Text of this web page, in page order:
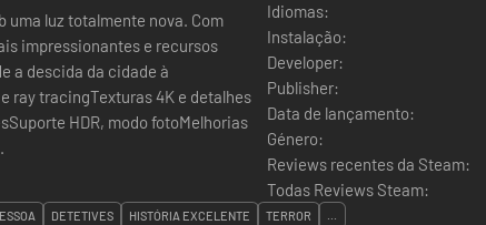
luz totalmente nova. Com
impressionantes e recursos
a descida da cidade à
ray tracingTexturas 4K e detalhes
HDR, modo fotoMelhorias
Idiomas:
Instalação:
Developer:
Publisher:
Data de lançamento:
Género:
Reviews recentes da Steam:
Todas Reviews Steam:
DETETIVES HISTÓRIA EXCELENTE TERROR ...